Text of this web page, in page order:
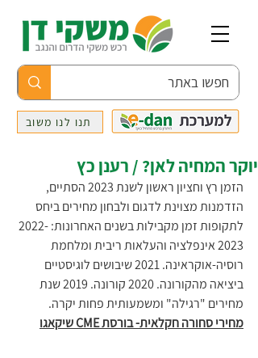
תנו לנו משוב
יוקר המחיה לאן? / רענן כץ
הזמן רץ וחציון ראשון לשנת 2023 הסתיים,
הזדמנות מצוינת לדגום ולבחון מחירים ביחס
לתקופות זמן מקבילות בשנים האחרונות: 2022-
2023 אינפלציה והעלאות ריבית ומלחמת
רוסיה-אוקראינה. 2021 שיבושים לוגיסטיים
ביציאה מהקורונה. 2020 קורונה. 2019 שנת
מחירים "רגילה" ומשמעותית פחות יקרה.
מחירי סחורה חקלאית- בורסת CME שיקאגו